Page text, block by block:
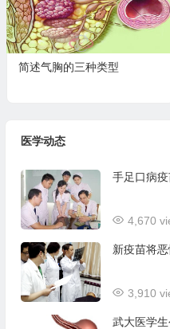
简述气胸的三种类型
医学动态
手足口病
4,670
新疫苗将
3,910
武大医学